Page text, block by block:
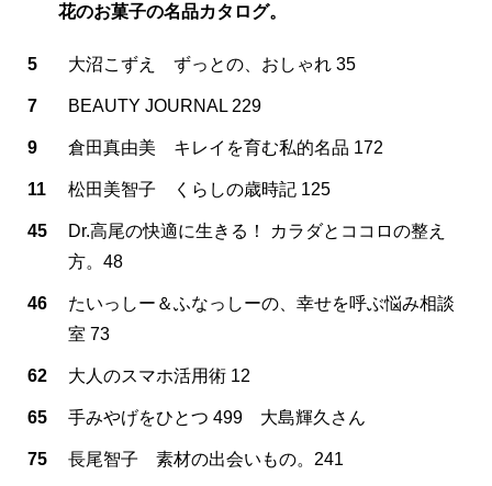
花のお菓子の名品カタログ。
5 大沼こずえ ずっとの、おしゃれ 35
7 BEAUTY JOURNAL 229
9 倉田真由美 キレイを育む私的名品 172
11 松田美智子 くらしの歳時記 125
45
Dr.高尾の快適に生きる！ カラダとココロの整え
方。48
46
たいっしー＆ふなっしーの、幸せを呼ぶ悩み相談
室 73
62 大人のスマホ活用術 12
65 手みやげをひとつ 499 大島輝久さん
75 長尾智子 素材の出会いもの。241